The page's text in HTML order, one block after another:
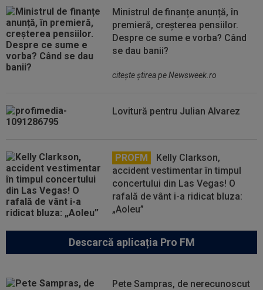
Ministrul de finanțe anunță, în
premieră, creșterea pensiilor.
Despre ce sume e vorba? Când
se dau banii?
citeşte ştirea pe Newsweek.ro
Lovitură pentru Julian Alvarez
PROFM
Kelly Clarkson,
accident vestimentar în timpul
concertului din Las Vegas! O
rafală de vânt i-a ridicat bluza:
„Aoleu”
Descarcă aplicația Pro FM
Pete Sampras, de nerecunoscut